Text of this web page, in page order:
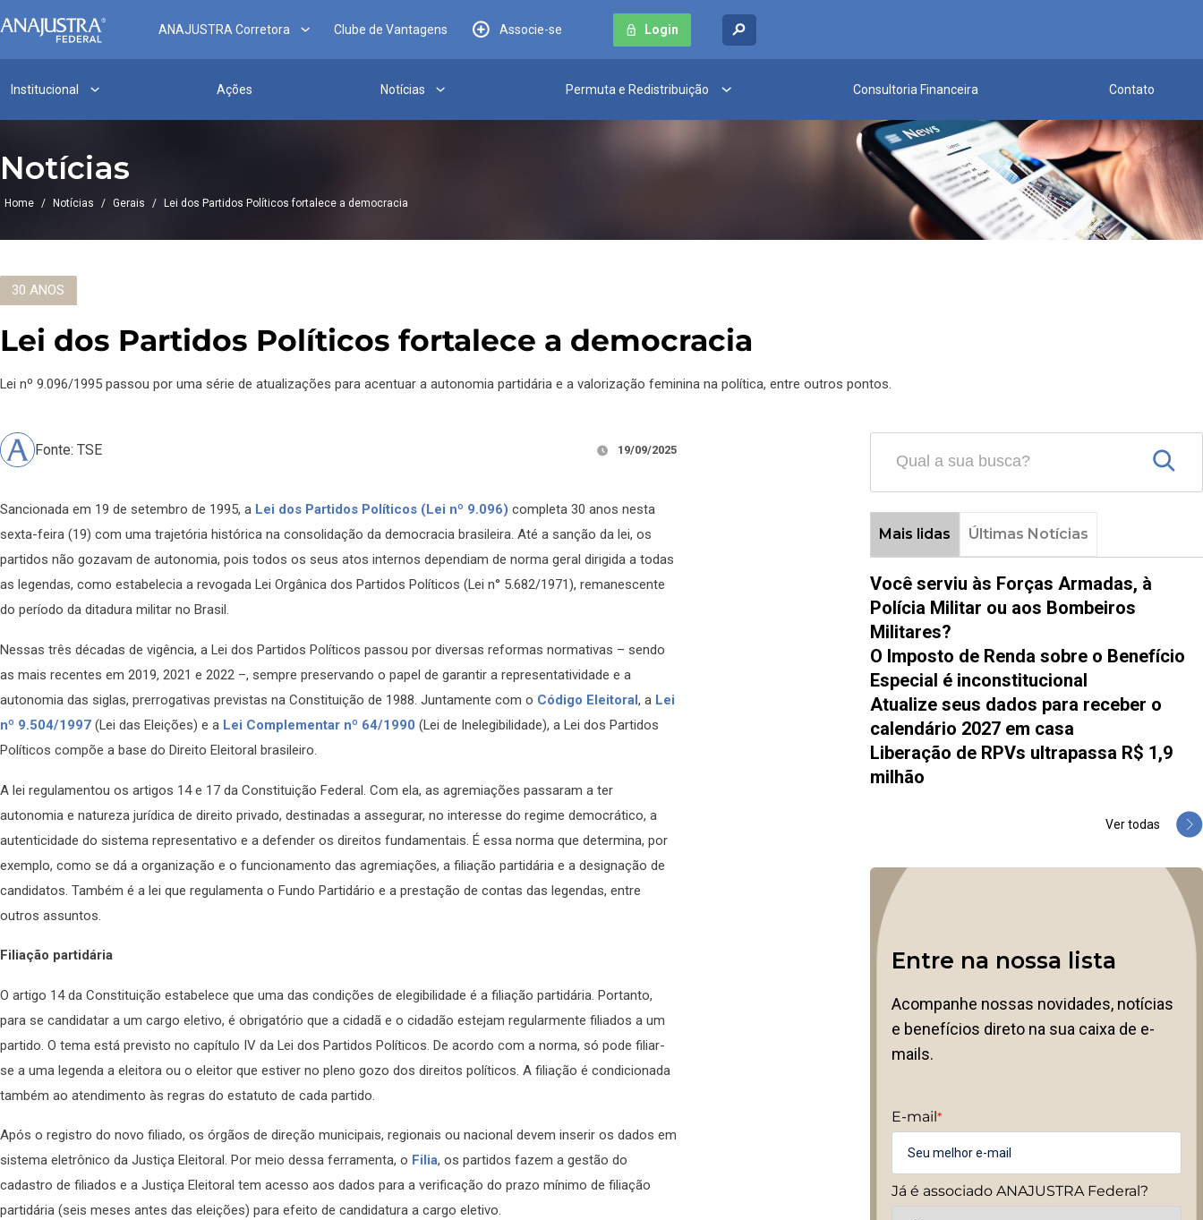
ANAJUSTRA Corretora Clube de Vantagens Associe-se Login
Institucional Ações Notícias Permuta e Redistribuição Consultoria Financeira Contato
Notícias
Home / Notícias / Gerais / Lei dos Partidos Políticos fortalece a democracia
30 ANOS
Lei dos Partidos Políticos fortalece a democracia
Lei nº 9.096/1995 passou por uma série de atualizações para acentuar a autonomia partidária e a valorização feminina na política, entre outros pontos.
Fonte: TSE 19/09/2025
Sancionada em 19 de setembro de 1995, a Lei dos Partidos Políticos (Lei nº 9.096) completa 30 anos nesta
sexta-feira (19) com uma trajetória histórica na consolidação da democracia brasileira. Até a sanção da lei, os
partidos não gozavam de autonomia, pois todos os seus atos internos dependiam de norma geral dirigida a todas
as legendas, como estabelecia a revogada Lei Orgânica dos Partidos Políticos (Lei n° 5.682/1971), remanescente
do período da ditadura militar no Brasil.
Nessas três décadas de vigência, a Lei dos Partidos Políticos passou por diversas reformas normativas – sendo
as mais recentes em 2019, 2021 e 2022 –, sempre preservando o papel de garantir a representatividade e a
autonomia das siglas, prerrogativas previstas na Constituição de 1988. Juntamente com o Código Eleitoral, a Lei
nº 9.504/1997 (Lei das Eleições) e a Lei Complementar nº 64/1990 (Lei de Inelegibilidade), a Lei dos Partidos
Políticos compõe a base do Direito Eleitoral brasileiro.
A lei regulamentou os artigos 14 e 17 da Constituição Federal. Com ela, as agremiações passaram a ter
autonomia e natureza jurídica de direito privado, destinadas a assegurar, no interesse do regime democrático, a
autenticidade do sistema representativo e a defender os direitos fundamentais. É essa norma que determina, por
exemplo, como se dá a organização e o funcionamento das agremiações, a filiação partidária e a designação de
candidatos. Também é a lei que regulamenta o Fundo Partidário e a prestação de contas das legendas, entre
outros assuntos.
Filiação partidária
O artigo 14 da Constituição estabelece que uma das condições de elegibilidade é a filiação partidária. Portanto,
para se candidatar a um cargo eletivo, é obrigatório que a cidadã e o cidadão estejam regularmente filiados a um
partido. O tema está previsto no capítulo IV da Lei dos Partidos Políticos. De acordo com a norma, só pode filiar-
se a uma legenda a eleitora ou o eleitor que estiver no pleno gozo dos direitos políticos. A filiação é condicionada
também ao atendimento às regras do estatuto de cada partido.
Após o registro do novo filiado, os órgãos de direção municipais, regionais ou nacional devem inserir os dados em
sistema eletrônico da Justiça Eleitoral. Por meio dessa ferramenta, o Filia, os partidos fazem a gestão do
cadastro de filiados e a Justiça Eleitoral tem acesso aos dados para a verificação do prazo mínimo de filiação
partidária (seis meses antes das eleições) para efeito de candidatura a cargo eletivo.
Mais lidas Últimas Notícias
Você serviu às Forças Armadas, à
Polícia Militar ou aos Bombeiros
Militares?
O Imposto de Renda sobre o Benefício
Especial é inconstitucional
Atualize seus dados para receber o
calendário 2027 em casa
Liberação de RPVs ultrapassa R$ 1,9
milhão
Ver todas
Entre na nossa lista
Acompanhe nossas novidades, notícias
e benefícios direto na sua caixa de e-
mails.
E-mail*
Já é associado ANAJUSTRA Federal?